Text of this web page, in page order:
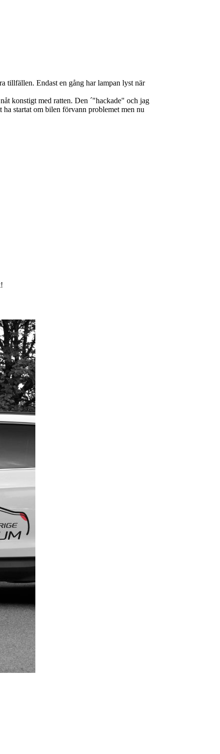
tillfällen. Endast en gång har lampan lyst när
konstigt med ratten. Den ´"hackade" och jag
startat om bilen förvann problemet men nu